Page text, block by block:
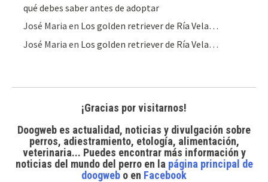
qué debes saber antes de adoptar
José Maria en Los golden retriever de Ría Vela…
José Maria en Los golden retriever de Ría Vela…
¡Gracias por visitarnos!
Doogweb es actualidad, noticias y divulgación sobre
perros, adiestramiento, etología, alimentación,
veterinaria... Puedes encontrar más información y
noticias del mundo del perroen la página principal de
doogweb o en Facebook